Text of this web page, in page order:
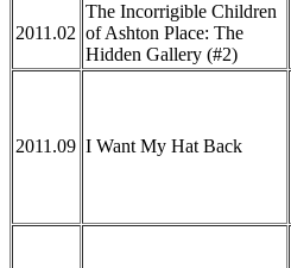
2011.02
The Incorrigible Children
of Ashton Place: The
Hidden Gallery (#2)
2011.09 I Want My Hat Back